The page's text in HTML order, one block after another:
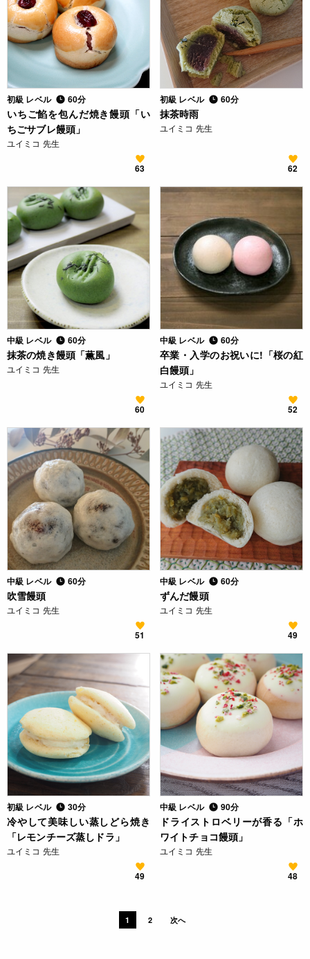
初級 レベル 60分
いちご餡を包んだ焼き饅頭「い
ちごサブレ饅頭」
ユイミコ 先生
63
初級 レベル 60分
抹茶時雨
ユイミコ 先生
62
中級 レベル 60分
抹茶の焼き饅頭「薫風」
ユイミコ 先生
60
中級 レベル 60分
卒業・入学のお祝いに!「桜の紅
白饅頭」
ユイミコ 先生
52
中級 レベル 60分
吹雪饅頭
ユイミコ 先生
51
中級 レベル 60分
ずんだ饅頭
ユイミコ 先生
49
初級 レベル 30分
冷やして美味しい蒸しどら焼き
「レモンチーズ蒸しドラ」
ユイミコ 先生
49
中級 レベル 90分
ドライストロベリーが香る「ホ
ワイトチョコ饅頭」
ユイミコ 先生
48
1 2 次へ